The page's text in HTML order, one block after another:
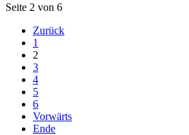
Seite 2 von 6
Zurück
1
2
3
4
5
6
Vorwärts
Ende